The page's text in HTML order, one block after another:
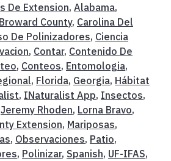
De Extension, Alabama,
Broward County, Carolina Del
De Polinizadores, Ciencia
, Contar, Contenido De
, Conteos, Entomologia,
, Florida, Georgia, Hábitat
, INaturalist App, Insectos,
Jeremy Rhoden, Lorna Bravo,
Extension, Mariposas,
, Observaciones, Patio,
, Polinizar, Spanish, UF-IFAS,